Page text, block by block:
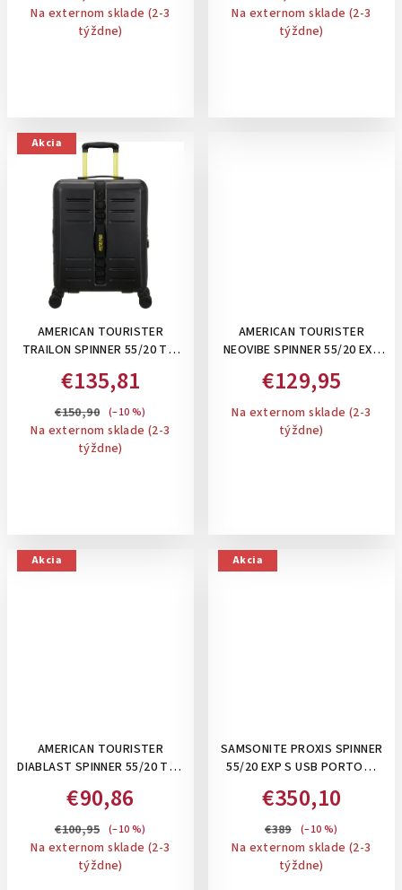
BLUE- FASTFORWARD
Na externom sklade (2-3
týždne)
TOTALLY TEAL
Na externom sklade (2-3
týždne)
Akcia
AMERICAN TOURISTER
TRAILON SPINNER 55/20 TS,
BLACK
€135,81
€150,90 (–10 %)
Na externom sklade (2-3
týždne)
AMERICAN TOURISTER
NEOVIBE SPINNER 55/20 EXP
PRÍRUČNÝ KUFOR
ROZŠÍRITEĽNÝ
€129,95
Na externom sklade (2-3
týždne)
Akcia
AMERICAN TOURISTER
DIABLAST SPINNER 55/20 TSA
KOLIESKACH: DIGITAL YELLOW
€90,86
€100,95 (–10 %)
Na externom sklade (2-3
týždne)
Akcia
SAMSONITE PROXIS SPINNER
55/20 EXP S USB PORTOM,
ROZŠÍRITEĽNÝ KUFOR
55X40X20-23 CM: SILVER
€350,10
€389 (–10 %)
Na externom sklade (2-3
týždne)